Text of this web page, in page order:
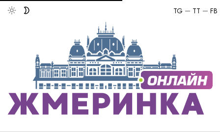
FB
TT
TG